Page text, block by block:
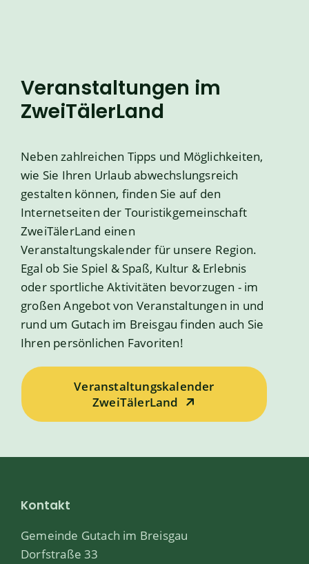
Veranstaltungen im
ZweiTälerLand
Neben zahlreichen Tipps und Möglichkeiten,
wie Sie Ihren Urlaub abwechslungsreich
gestalten können, finden Sie auf den
Internetseiten der Touristikgemeinschaft
ZweiTälerLand einen
Veranstaltungskalender für unsere Region.
Egal ob Sie Spiel & Spaß, Kultur & Erlebnis
oder sportliche Aktivitäten bevorzugen - im
großen Angebot von Veranstaltungen in und
rund um Gutach im Breisgau finden auch Sie
Ihren persönlichen Favoriten!
Veranstaltungskalender
ZweiTälerLand
Kontakt
Gemeinde Gutach im Breisgau
Dorfstraße 33